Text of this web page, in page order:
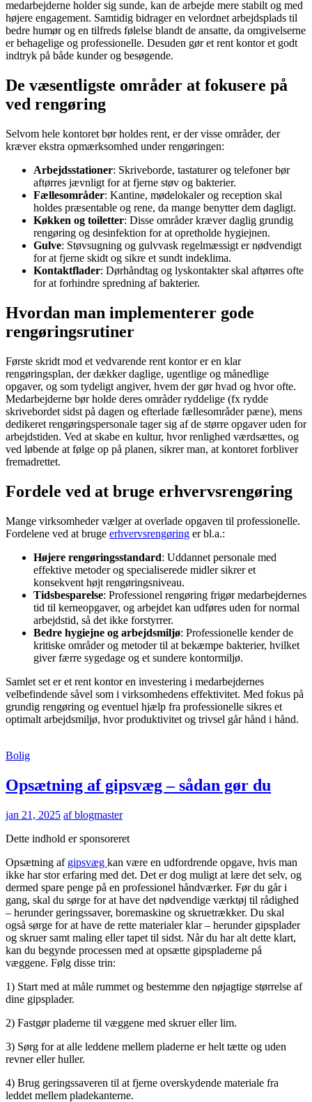
medarbejderne holder sig sunde, kan de arbejde mere stabilt og med
højere engagement. Samtidig bidrager en velordnet arbejdsplads til
bedre humør og en tilfreds følelse blandt de ansatte, da omgivelserne
er behagelige og professionelle. Desuden gør et rent kontor et godt
indtryk på både kunder og besøgende.
De væsentligste områder at fokusere på
ved rengøring
Selvom hele kontoret bør holdes rent, er der visse områder, der
kræver ekstra opmærksomhed under rengøringen:
Arbejdsstationer: Skriveborde, tastaturer og telefoner bør
aftørres jævnligt for at fjerne støv og bakterier.
Fællesområder: Kantine, mødelokaler og reception skal
holdes præsentable og rene, da mange benytter dem dagligt.
Køkken og toiletter: Disse områder kræver daglig grundig
rengøring og desinfektion for at opretholde hygiejnen.
Gulve: Støvsugning og gulvvask regelmæssigt er nødvendigt
for at fjerne skidt og sikre et sundt indeklima.
Kontaktflader: Dørhåndtag og lyskontakter skal aftørres ofte
for at forhindre spredning af bakterier.
Hvordan man implementerer gode
rengøringsrutiner
Første skridt mod et vedvarende rent kontor er en klar
rengøringsplan, der dækker daglige, ugentlige og månedlige
opgaver, og som tydeligt angiver, hvem der gør hvad og hvor ofte.
Medarbejderne bør holde deres områder ryddelige (fx rydde
skrivebordet sidst på dagen og efterlade fællesområder pæne), mens
dedikeret rengøringspersonale tager sig af de større opgaver uden for
arbejdstiden. Ved at skabe en kultur, hvor renlighed værdsættes, og
ved løbende at følge op på planen, sikrer man, at kontoret forbliver
fremadrettet.
Fordele ved at bruge erhvervsrengøring
Mange virksomheder vælger at overlade opgaven til professionelle.
Fordelene ved at bruge erhvervsrengøring er bl.a.:
Højere rengøringsstandard: Uddannet personale med
effektive metoder og specialiserede midler sikrer et
konsekvent højt rengøringsniveau.
Tidsbesparelse: Professionel rengøring frigør medarbejdernes
tid til kerneopgaver, og arbejdet kan udføres uden for normal
arbejdstid, så det ikke forstyrrer.
Bedre hygiejne og arbejdsmiljø: Professionelle kender de
kritiske områder og metoder til at bekæmpe bakterier, hvilket
giver færre sygedage og et sundere kontormiljø.
Samlet set er et rent kontor en investering i medarbejdernes
velbefindende såvel som i virksomhedens effektivitet. Med fokus på
grundig rengøring og eventuel hjælp fra professionelle sikres et
optimalt arbejdsmiljø, hvor produktivitet og trivsel går hånd i hånd.
Bolig
Opsætning af gipsvæg – sådan gør du
jan 21, 2025 af blogmaster
Dette indhold er sponsoreret
Opsætning af gipsvæg kan være en udfordrende opgave, hvis man
ikke har stor erfaring med det. Det er dog muligt at lære det selv, og
dermed spare penge på en professionel håndværker. Før du går i
gang, skal du sørge for at have det nødvendige værktøj til rådighed
– herunder geringssaver, boremaskine og skruetrækker. Du skal
også sørge for at have de rette materialer klar – herunder gipsplader
og skruer samt maling eller tapet til sidst. Når du har alt dette klart,
kan du begynde processen med at opsætte gipspladerne på
væggene. Følg disse trin:
1) Start med at måle rummet og bestemme den nøjagtige størrelse af
dine gipsplader.
2) Fastgør pladerne til væggene med skruer eller lim.
3) Sørg for at alle leddene mellem pladerne er helt tætte og uden
revner eller huller.
4) Brug geringssaveren til at fjerne overskydende materiale fra
leddet mellem pladekanterne.